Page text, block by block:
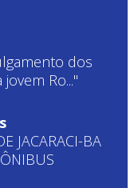
dos
Ro..."
JACARACI-BA